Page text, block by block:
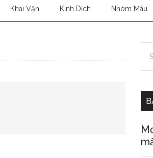
Khai Vận Kinh Dịch Nhóm Máu
the